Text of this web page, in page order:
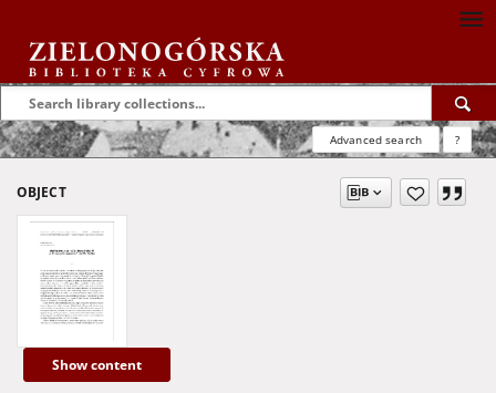
Advanced search ?
OBJECT
Show content